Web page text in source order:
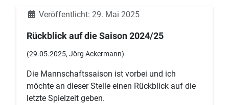
DetailsVeröffentlicht: 29. Mai 2025
Rückblick auf die Saison 2024/25
(29.05.2025, Jörg Ackermann)
Die Mannschaftssaison ist vorbei und ich
möchte an dieser Stelle einen Rückblick auf die
letzte Spielzeit geben.